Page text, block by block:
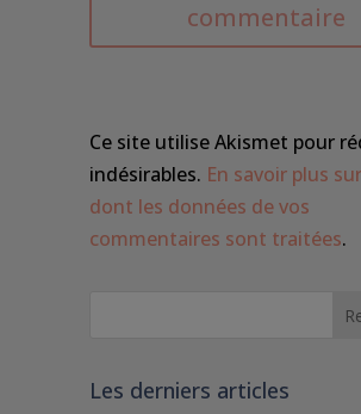
commentaire
Ce site utilise Akismet pour
indésirables. En savoir plus
dont les données de vos
commentaires sont traitées.
Les derniers articles